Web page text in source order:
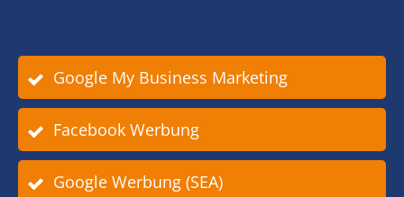
Google My Business Marketing
Facebook Werbung
Google Werbung (SEA)